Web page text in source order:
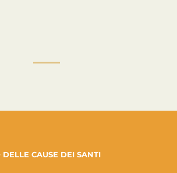
DELLE CAUSE DEI SANTI